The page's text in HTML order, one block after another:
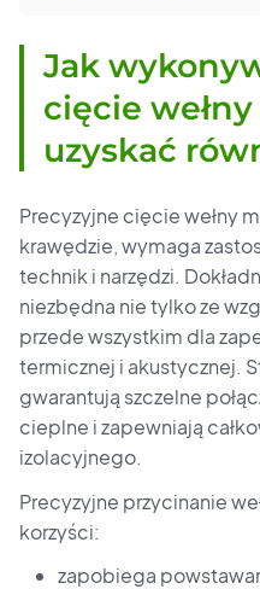
Jak
cięcie
uzyskać
Precyzyjne cięcie wełny
krawędzie, wymaga
technik i narzędzi.
niezbędna nie tylko ze
przede wszystkim dla
termicznej i akustycznej.
gwarantują szczelne
cieplne i zapewniają
izolacyjnego.
Precyzyjne przycinanie
korzyści:
zapobiega